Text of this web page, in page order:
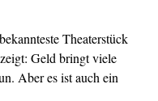
Theaterstück
Geld bringt viele
Aber es ist auch ein